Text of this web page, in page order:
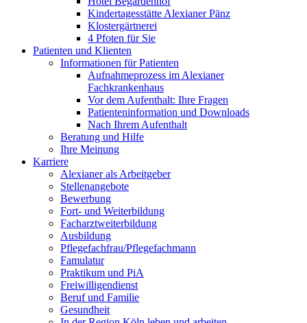
Kindertagesstätte Alexianer Pänz
Klostergärtnerei
4 Pfoten für Sie
Patienten und Klienten
Informationen für Patienten
Aufnahmeprozess im Alexianer
Fachkrankenhaus
Vor dem Aufenthalt: Ihre Fragen
Patienteninformation und Downloads
Nach Ihrem Aufenthalt
Beratung und Hilfe
Ihre Meinung
Karriere
Alexianer als Arbeitgeber
Stellenangebote
Bewerbung
Fort- und Weiterbildung
Facharztweiterbildung
Ausbildung
Pflegefachfrau/Pflegefachmann
Famulatur
Praktikum und PiA
Freiwilligendienst
Beruf und Familie
Gesundheit